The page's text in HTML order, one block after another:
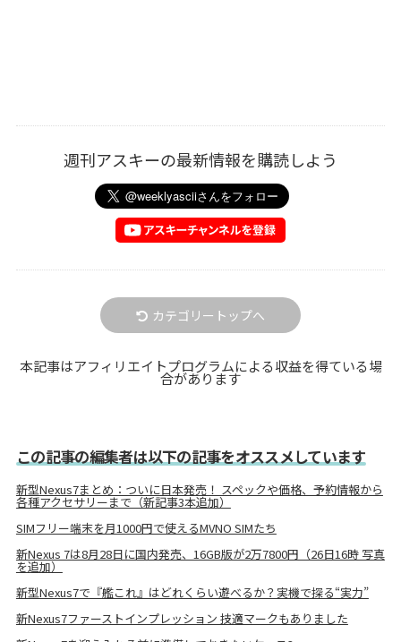
週刊アスキーの最新情報を購読しよう
カテゴリートップへ
本記事はアフィリエイトプログラムによる収益を得ている場
合があります
この記事の編集者は以下の記事をオススメしています
新型Nexus7まとめ：ついに日本発売！ スペックや価格、予約情報から
各種アクセサリーまで（新記事3本追加）
SIMフリー端末を月1000円で使えるMVNO SIMたち
新Nexus 7は8月28日に国内発売、16GB版が2万7800円（26日16時 写真
を追加）
新型Nexus7で『艦これ』はどれくらい遊べるか？実機で探る“実力”
新Nexus7ファーストインプレッション 技適マークもありました